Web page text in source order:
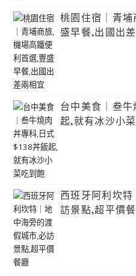
桃園住宿｜青
盛早餐,出國出
台中美食｜叁牛
起,就有冰沙小
西班牙阿利坎
訪景點,超平價